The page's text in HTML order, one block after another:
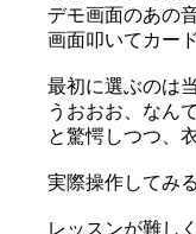
デモ画面のあの
画面叩いてカー
最初に選ぶのは
うおおお、なん
と驚愕しつつ、
実際操作してみ
レッスンが難し